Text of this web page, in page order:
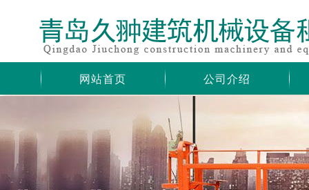
网站首页 公司介绍